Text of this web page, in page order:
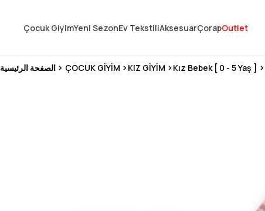
300₺ ve Üzeri Alışverişlerde Kargo Ücretsiz !
Koşulsuz Şartsız İade İmkanı
Çocuk GiyimYeni SezonEv TekstiliAksesuarÇorapOutlet
الصفحة الرئيسية ÇOCUK GİYİM KIZ GİYİM Kız Bebek [ 0 - 5 Yaş ]